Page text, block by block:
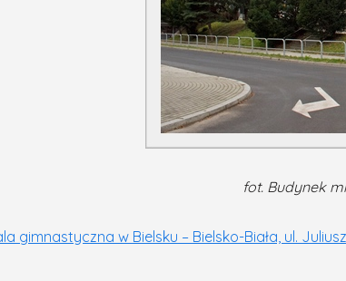
fot. Budynek
gimnastyczna w Bielsku – Bielsko-Biała, ul.